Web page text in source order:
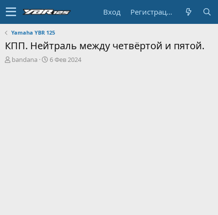
Вход Регистрация
Yamaha YBR 125
КПП. Нейтраль между четвёртой и пятой.
А
bandana
Д
6 Фев 2024